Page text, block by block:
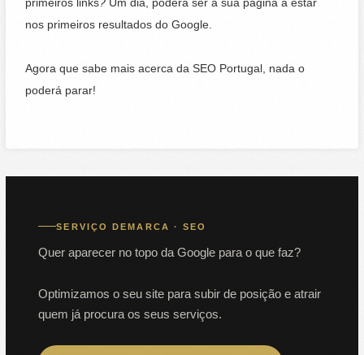
primeiros links? Um dia, poderá ser a sua página a estar
nos primeiros resultados do Google.
Agora que sabe mais acerca da SEO Portugal, nada o
poderá parar!
SERVIÇO DEMARCA · SEO
Quer aparecer no topo da Google para o que faz?
Optimizamos o seu site para subir de posição e atrair
quem já procura os seus serviços.